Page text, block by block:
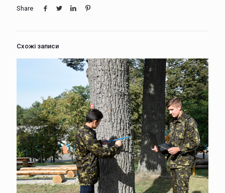
Share
Схожі записи